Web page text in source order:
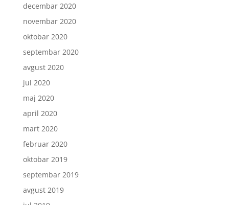
decembar 2020
novembar 2020
oktobar 2020
septembar 2020
avgust 2020
jul 2020
maj 2020
april 2020
mart 2020
februar 2020
oktobar 2019
septembar 2019
avgust 2019